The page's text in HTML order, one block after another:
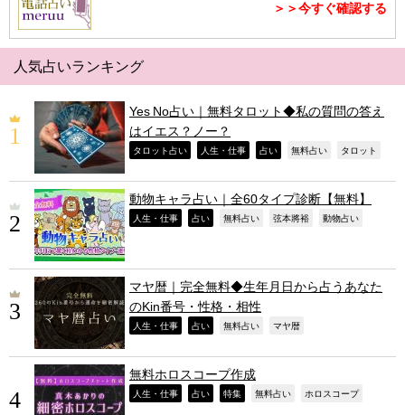
＞＞今すぐ確認する
人気占いランキング
Yes No占い｜無料タロット◆私の質問の答え
はイエス？ノー？
タロット占い 人生・仕事 占い 無料占い タロット
動物キャラ占い｜全60タイプ診断【無料】
人生・仕事 占い 無料占い 弦本將裕 動物占い
マヤ暦｜完全無料◆生年月日から占うあなた
のKin番号・性格・相性
人生・仕事 占い 無料占い マヤ暦
無料ホロスコープ作成
人生・仕事 占い 特集 無料占い ホロスコープ